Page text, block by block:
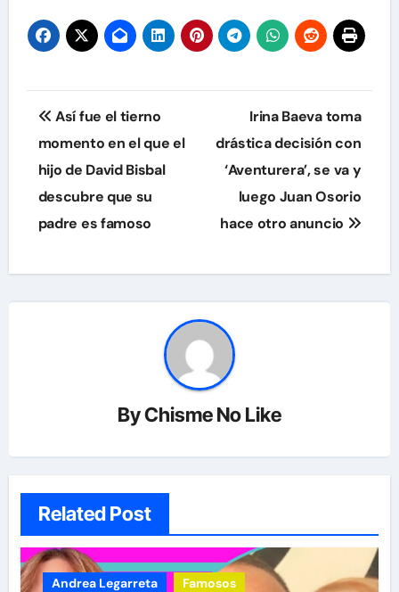
Navegación
de
entradas
Así fue el tierno
momento en el que el
hijo de David Bisbal
descubre que su
padre es famoso
Irina Baeva toma
drástica decisión con
‘Aventurera’, se va y
luego Juan Osorio
hace otro anuncio
ByChisme No Like
Related Post
Andrea Legarreta Famosos